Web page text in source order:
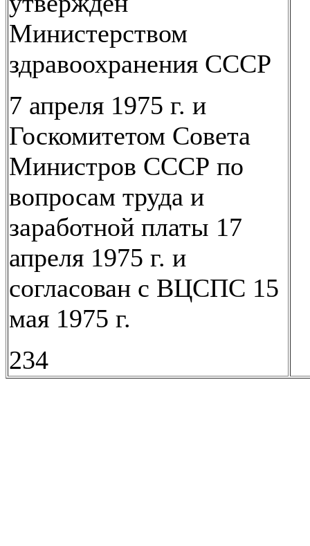
Министерством
здравоохранения СССР
7 апреля 1975 г. и
Госкомитетом Совета
Министров СССР по
вопросам труда и
заработной платы 17
апреля 1975 г. и
согласован с ВЦСПС 15
мая 1975 г.
234